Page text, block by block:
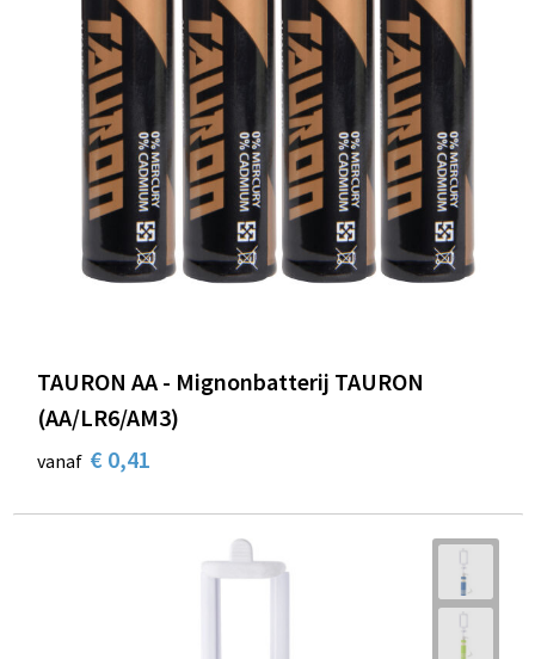
TAURON AA - Mignonbatterij TAURON
(AA/LR6/AM3)
vanaf € 0,41